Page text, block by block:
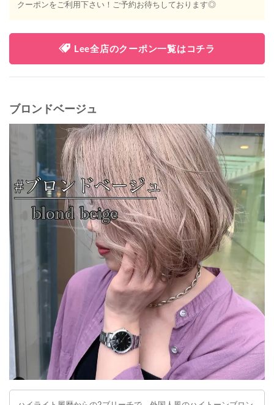
クーポンをご利用下さい！ご予約お待ちしております◎
Lee全店のクーポン一覧はコチラ
ブロンドベージュ